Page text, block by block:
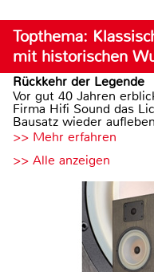
Topthema:
mit historischen
Rückkehr der Legende
Vor gut 40 Jahren
Firma Hifi Sound das
Bausatz wieder
>> Mehr erfahren
>> Alle anzeigen